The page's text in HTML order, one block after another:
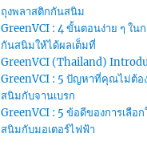
ถุงพลาสติกกันสนิม
GreenVCI : 4 ขั้นตอนง่าย ๆ ใน
กันสนิมให้ได้ผลเต็มที่
GreenVCI (Thailand)
GreenVCI : 5 ปัญหาที่คุณไม่ต้อ
สนิมกับจานเบรก
GreenVCI : 5 ข้อดีของการเลือ
สนิมกับมอเตอร์ไฟฟ้า